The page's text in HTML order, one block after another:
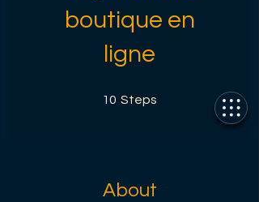
boutique en
ligne
10 Steps
About